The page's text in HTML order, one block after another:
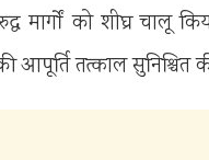
मार्गों को शीघ्र चालू
तत्काल सुनिश्चित